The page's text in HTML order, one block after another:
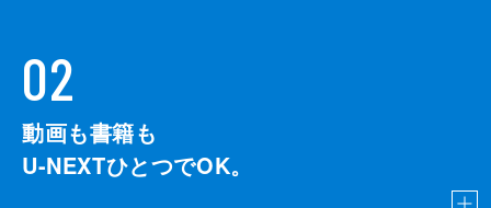
02
動画も書籍も
U-NEXTひとつでOK。